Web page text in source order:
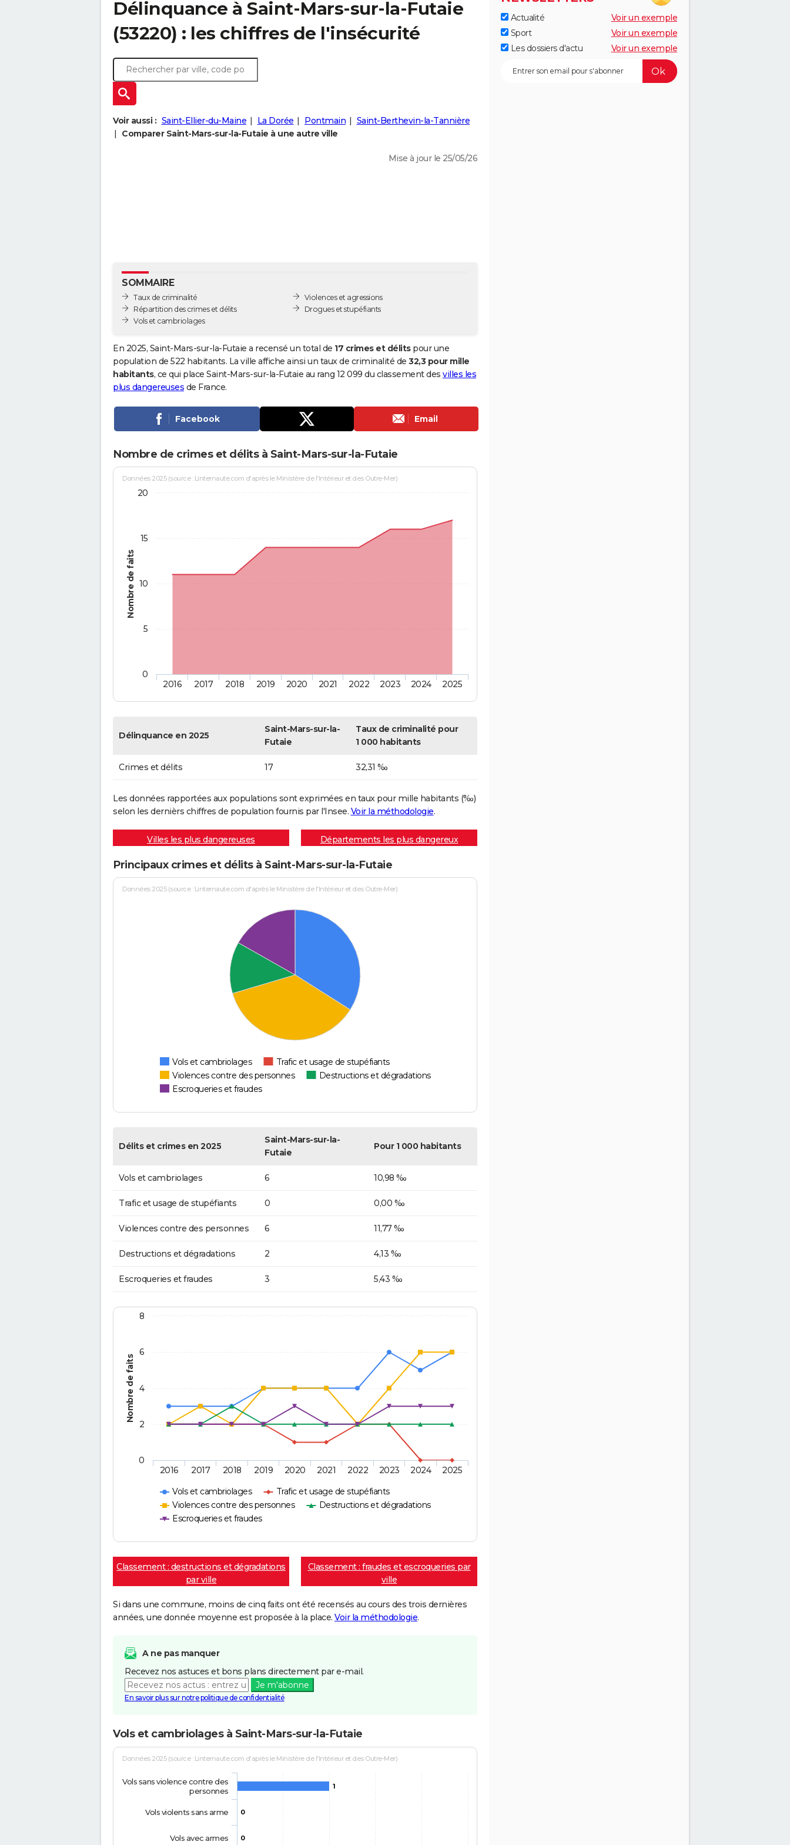
Délinquance à Saint-Mars-sur-la-Futaie
(53220) : les chiffres de l'insécurité
Voir aussi : Saint-Ellier-du-Maine La Dorée Pontmain
Saint-Berthevin-la-Tannière
Comparer Saint-Mars-sur-la-Futaie à une autre ville
Mise à jour le 25/05/26
SOMMAIRE
Taux de criminalité
Répartition des crimes et délits
Vols et cambriolages
Violences et agressions
Drogues et stupéfiants
En 2025, Saint-Mars-sur-la-Futaie a recensé un total de 17 crimes et délitspour une
population de 522 habitants. La ville affiche ainsi un taux de criminalité de 32,3 pour mille
habitants, ce qui place Saint-Mars-sur-la-Futaie au rang 12 099 du classement des villes les
plus dangereuses de France.
Facebook Email
Nombre de crimes et délits à Saint-Mars-sur-la-Futaie
Nombre de faits
Données 2025 (source : Linternaute.com d'après le Ministère de l'Intérieur et des Outre-Mer)
2016 2017 2018 2019 2020 2021 2022 2023 2024 2025
0
5
10
15
20
Délinquance en 2025
Saint-Mars-sur-la-
Futaie
Taux de criminalité pour
1 000 habitants
Crimes et délits 17 32,31 ‰
Les données rapportées aux populations sont exprimées en taux pour mille habitants (‰)
selon les dernièrs chiffres de population fournis par l'Insee. Voir la méthodologie.
Villes les plus dangereuses Départements les plus dangereux
Principaux crimes et délits à Saint-Mars-sur-la-Futaie
Données 2025 (source : Linternaute.com d'après le Ministère de l'Intérieur et des Outre-Mer)
Vols et cambriolages
Trafic et usage de stupéfiants
Violences contre des personnes
Destructions et dégradations
Escroqueries et fraudes
Délits et crimes en 2025
Saint-Mars-sur-la-
Futaie
Pour 1 000 habitants
Vols et cambriolages 6 10,98 ‰
Trafic et usage de stupéfiants 0 0,00 ‰
Violences contre des personnes 6 11,77 ‰
Destructions et dégradations 2 4,13 ‰
Escroqueries et fraudes 3 5,43 ‰
Nombre de faits
Vols et cambriolages
Trafic et usage de stupéfiants
Violences contre des personnes
Destructions et dégradations
Escroqueries et fraudes
2016 2017 2018 2019 2020 2021 2022 2023 2024 2025
0
2
4
6
8
Classement : destructions et dégradations
par ville
Classement : fraudes et escroqueries par
ville
Si dans une commune, moins de cinq faits ont été recensés au cours des trois dernières
années, une donnée moyenne est proposée à la place. Voir la méthodologie.
A ne pas manquer
Recevez nos astuces et bons plans directement par e-mail.
Je m'abonne
En savoir plus sur notre politique de confidentialité
Vols et cambriolages à Saint-Mars-sur-la-Futaie
Données 2025 (source : Linternaute.com d'après le Ministère de l'Intérieur et des Outre-Mer)
1
0
0
Vols sans violence contre des
personnes
Vols violents sans arme
Vols avec armes
Actualité
Voir un exemple
Sport
Voir un exemple
Les dossiers d'actu
Voir un exemple